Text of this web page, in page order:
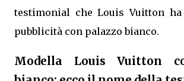
testimonial che Louis Vuitton
pubblicità con palazzo bianco.
Modella Louis Vuitton